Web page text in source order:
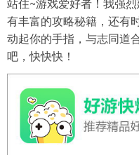
有丰富的攻略秘籍，还有
动起你的手指，与志同道
吧，快快快！